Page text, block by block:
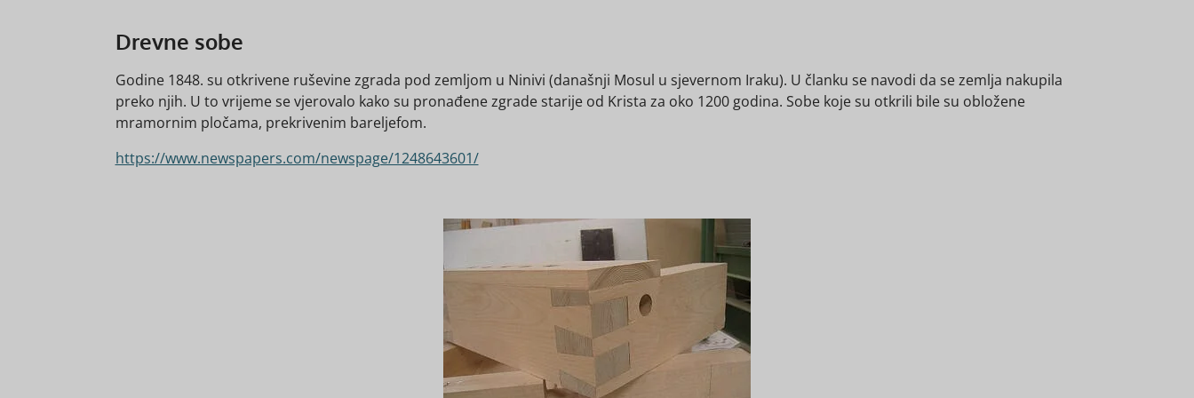
Drevne sobe
Godine 1848. su otkrivene ruševine zgrada pod zemljom u Ninivi (današnji Mosul u sjevernom Iraku). U članku se navodi da se zemlja nakupila
preko njih. U to vrijeme se vjerovalo kako su pronađene zgrade starije od Krista za oko 1200 godina. Sobe koje su otkrili bile su obložene
mramornim pločama, prekrivenim bareljefom.
https://www.newspapers.com/newspage/1248643601/